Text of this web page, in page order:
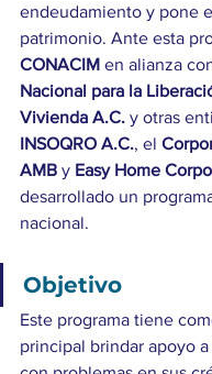
endeudamiento y pone
patrimonio. Ante esta
CONACIM en alianza
Nacional para la
Vivienda A.C. y otras
INSOQRO A.C., el
AMB y Easy Home
desarrollado un
nacional.
Objetivo
Este programa tiene
principal brindar apoyo a